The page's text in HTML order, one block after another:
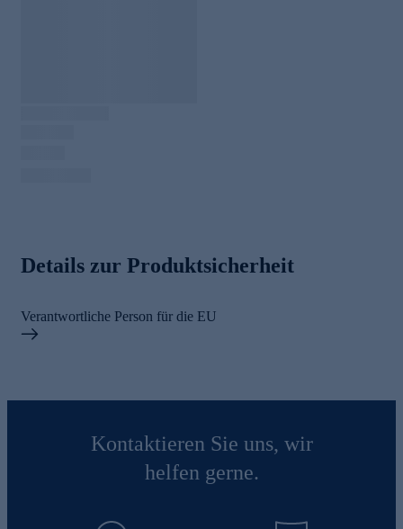
Details zur Produktsicherheit
Verantwortliche Person für die EU
Kontaktieren Sie uns, wir
helfen gerne.